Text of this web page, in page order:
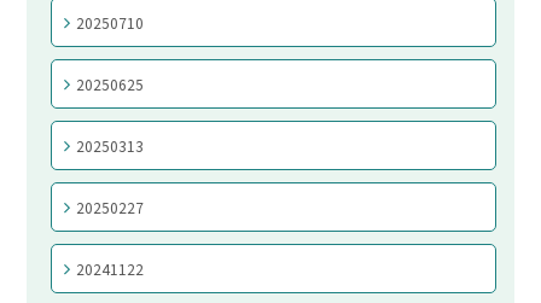
20250710
20250625
20250313
20250227
20241122